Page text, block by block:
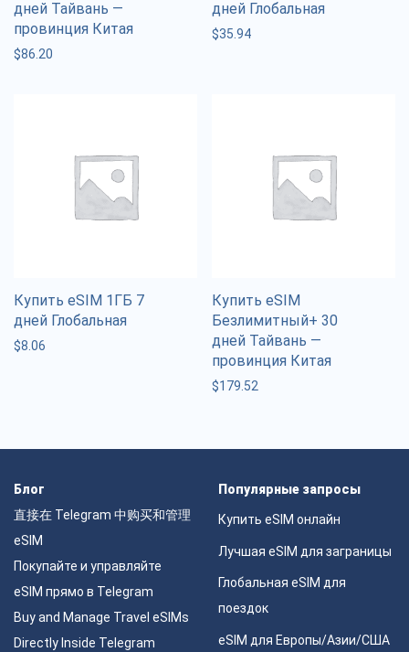
дней Тайвань —
провинция Китая
$86.20
дней Глобальная
$35.94
Купить eSIM 1ГБ 7
дней Глобальная
$8.06
Купить eSIM
Безлимитный+ 30
дней Тайвань —
провинция Китая
$179.52
Блог
直接在 Telegram 中购买和管理
eSIM
Покупайте и управляйте
eSIM прямо в Telegram
Buy and Manage Travel eSIMs
Directly Inside Telegram
Популярные запросы
Купить eSIM онлайн
Лучшая eSIM для заграницы
Глобальная eSIM для
поездок
eSIM для Европы/Азии/США